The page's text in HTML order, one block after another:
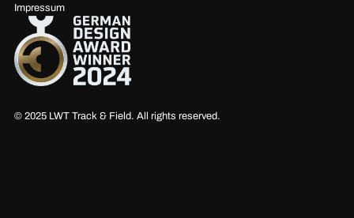
© 2025 LWT Track & Field. All rights reserved.
Impressum